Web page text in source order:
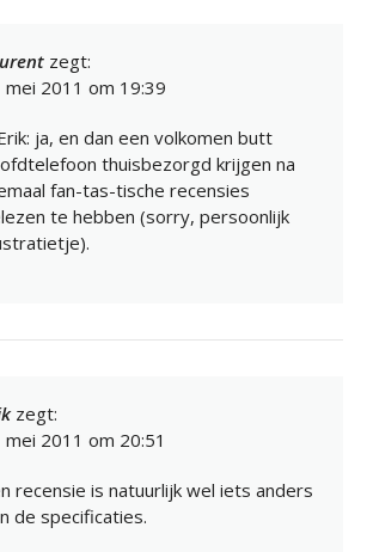
zegt:
mei 2011 om 19:39
ja, en dan een volkomen butt
thuisbezorgd krijgen na
fan-tas-tische recensies
te hebben (sorry, persoonlijk
zegt:
mei 2011 om 20:51
recensie is natuurlijk wel iets anders
de specificaties.